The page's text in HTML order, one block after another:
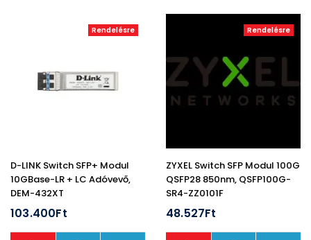
Rendelésre
D-LINK Switch SFP+ Modul
10GBase-LR + LC Adóvevő,
DEM-432XT
103.400Ft
Rendelésre
ZYXEL Switch SFP Modul 100G
QSFP28 850nm, QSFP100G-
SR4-ZZ0101F
48.527Ft